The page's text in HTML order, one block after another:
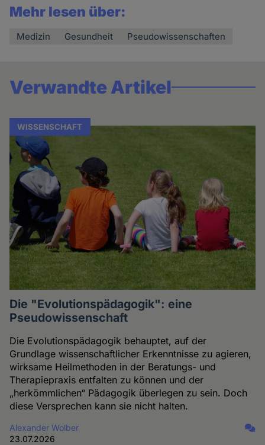
Mehr lesen über:
Medizin Gesundheit Pseudowissenschaften
Verwandte Artikel
WISSENSCHAFT
Die "Evolutionspädagogik": eine
Pseudowissenschaft
Die Evolutionspädagogik behauptet, auf der
Grundlage wissenschaftlicher Erkenntnisse zu agieren,
wirksame Heilmethoden in der Beratungs- und
Therapiepraxis entfalten zu können und der
„herkömmlichen“ Pädagogik überlegen zu sein. Doch
diese Versprechen kann sie nicht halten.
Alexander Wolber
23.07.2026